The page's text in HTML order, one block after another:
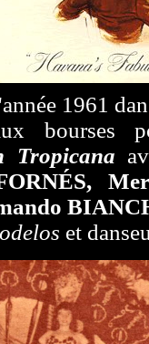
1961
bourses
Tropicana
et